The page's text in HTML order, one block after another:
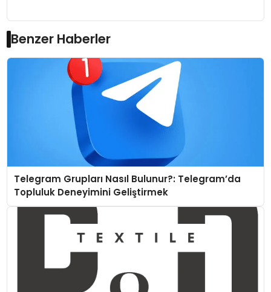
Benzer Haberler
Telegram Grupları Nasıl Bulunur?: Telegram’da
Topluluk Deneyimini Geliştirmek